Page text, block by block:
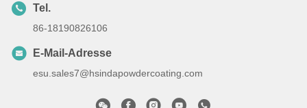
Tel.
86-18190826106
E-Mail-Adresse
esu.sales7@hsindapowdercoating.com